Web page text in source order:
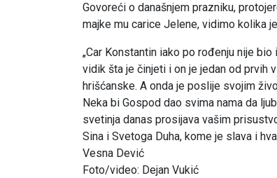
Govoreći o današnjem prazniku,
majke mu carice Jelene, vidimo kolika
„Car Konstantin iako po rođenju nije
vidik šta je činjeti i on je jedan od prvih
hrišćanske. A onda je poslije svojim
Neka bi Gospod dao svima nama da
svetinja danas prosijava vašim
Sina i Svetoga Duha, kome je slava i
Vesna Dević
Foto/video: Dejan Vukić